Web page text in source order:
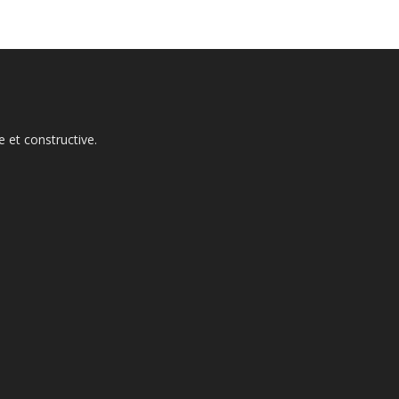
et constructive.